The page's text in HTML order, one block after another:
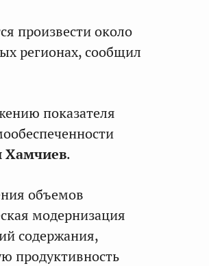
произвести около
регионах, сообщил
показателя
Хамчиев.
объемов
модернизация
содержания,
продуктивность